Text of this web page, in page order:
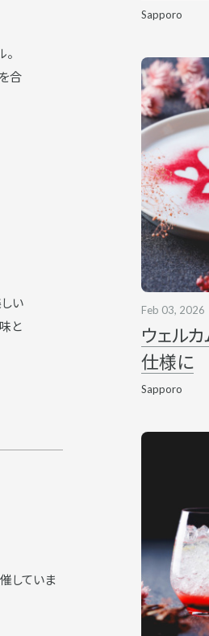
合
い
と
していま
Sapporo
ウェル
仕様に
Feb 03, 2026
Sapporo